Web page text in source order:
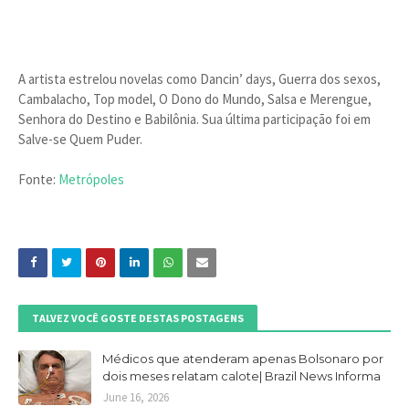
A artista estrelou novelas como Dancin’ days, Guerra dos sexos,
Cambalacho, Top model, O Dono do Mundo, Salsa e Merengue,
Senhora do Destino e Babilônia. Sua última participação foi em
Salve-se Quem Puder.
Fonte: Metrópoles
TALVEZ VOCÊ GOSTE DESTAS POSTAGENS
Médicos que atenderam apenas Bolsonaro por
dois meses relatam calote| Brazil News Informa
June 16, 2026